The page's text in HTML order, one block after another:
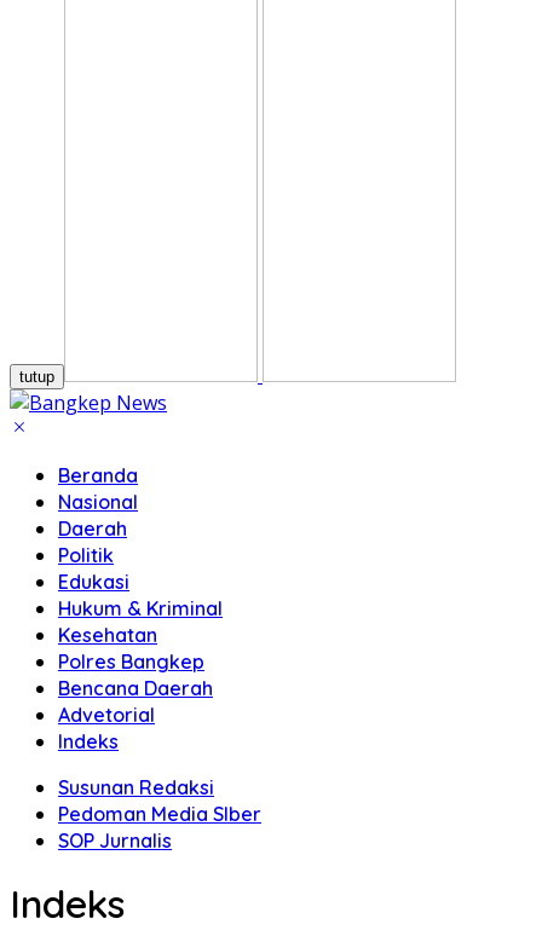
tutup
Beranda
Nasional
Daerah
Politik
Edukasi
Hukum & Kriminal
Kesehatan
Polres Bangkep
Bencana Daerah
Advetorial
Indeks
Susunan Redaksi
Pedoman Media SIber
SOP Jurnalis
Indeks